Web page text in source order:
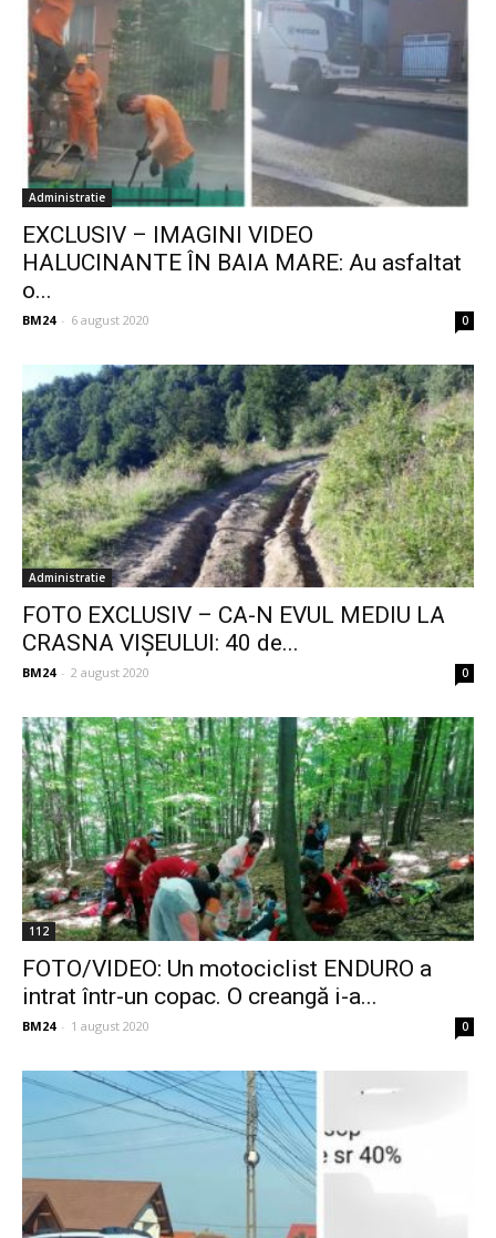
Administratie
EXCLUSIV – IMAGINI VIDEO
HALUCINANTE ÎN BAIA MARE: Au asfaltat
o...
BM24 - 6 august 2020 0
Administratie
FOTO EXCLUSIV – CA-N EVUL MEDIU LA
CRASNA VIȘEULUI: 40 de...
BM24 - 2 august 2020 0
112
FOTO/VIDEO: Un motociclist ENDURO a
intrat într-un copac. O creangă i-a...
BM24 - 1 august 2020 0